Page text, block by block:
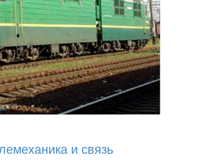
и связь